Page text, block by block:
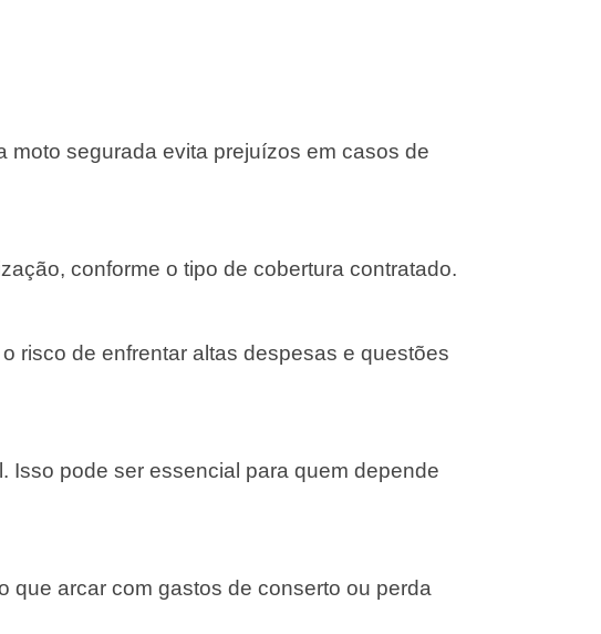
moto segurada evita prejuízos em casos de
conforme o tipo de cobertura contratado.
risco de enfrentar altas despesas e questões
Isso pode ser essencial para quem depende
que arcar com gastos de conserto ou perda